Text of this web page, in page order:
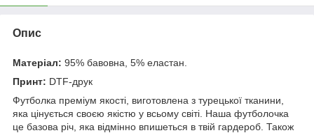
Опис
Матеріал: 95% бавовна, 5% еластан.
Принт: DTF-друк
Футболка преміум якості, виготовлена з турецької тканини,
яка цінується своєю якістю у всьому світі. Наша футболочка
це базова річ, яка відмінно впишеться в твій гардероб. Також